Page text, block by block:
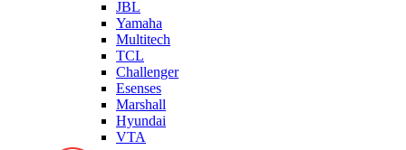
JBL
Yamaha
Multitech
TCL
Challenger
Esenses
Marshall
Hyundai
VTA